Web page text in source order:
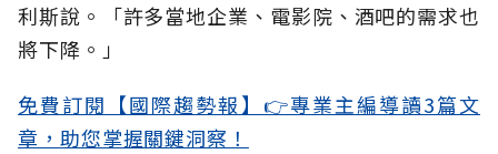
利斯說。「許多當地企業、電影院、酒吧的需求也
將下降。」
免費訂閱【國際趨勢報】👉專業主編導讀3篇文
章，助您掌握關鍵洞察！